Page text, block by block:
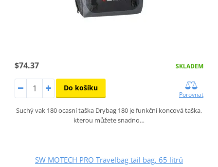
$74.37 SKLADEM
Do košíku
Porovnat
Suchý vak 180 ocasní taška Drybag 180 je funkční koncová taška,
kterou můžete snadno…
SW MOTECH PRO Travelbag tail bag, 65 litrů